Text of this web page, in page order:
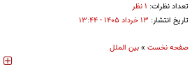
تعداد نظرات: ۱ نظر
تاریخ انتشار: ۱۳ خرداد ۱۴۰۵ - ۱۳:۴۴
صفحه نخست »بین الملل